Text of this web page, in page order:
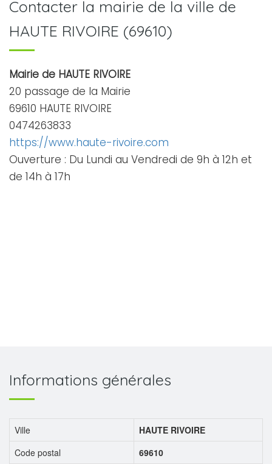
Contacter la mairie de la ville de
HAUTE RIVOIRE (69610)
Mairie de HAUTE RIVOIRE
20 passage de la Mairie
69610 HAUTE RIVOIRE
0474263833
https://www.haute-rivoire.com
Ouverture : Du Lundi au Vendredi de 9h à 12h et
de 14h à 17h
Informations générales
Ville
HAUTE RIVOIRE
Code postal
69610